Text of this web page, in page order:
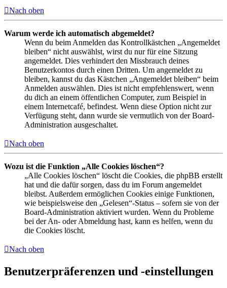
Nach oben
Warum werde ich automatisch abgemeldet?
Wenn du beim Anmelden das Kontrollkästchen „Angemeldet
bleiben“ nicht auswählst, wirst du nur für eine Sitzung
angemeldet. Dies verhindert den Missbrauch deines
Benutzerkontos durch einen Dritten. Um angemeldet zu
bleiben, kannst du das Kästchen „Angemeldet bleiben“ beim
Anmelden auswählen. Dies ist nicht empfehlenswert, wenn
du dich an einem öffentlichen Computer, zum Beispiel in
einem Internetcafé, befindest. Wenn diese Option nicht zur
Verfügung steht, dann wurde sie vermutlich von der Board-
Administration ausgeschaltet.
Nach oben
Wozu ist die Funktion „Alle Cookies löschen“?
„Alle Cookies löschen“ löscht die Cookies, die phpBB erstellt
hat und die dafür sorgen, dass du im Forum angemeldet
bleibst. Außerdem ermöglichen Cookies einige Funktionen,
wie beispielsweise den „Gelesen“-Status – sofern sie von der
Board-Administration aktiviert wurden. Wenn du Probleme
bei der An- oder Abmeldung hast, kann es helfen, wenn du
die Cookies löscht.
Nach oben
Benutzerpräferenzen und -einstellungen